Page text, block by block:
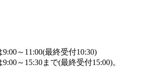
～11:00(最終受付10:30)
～15:30まで(最終受付15:00)。